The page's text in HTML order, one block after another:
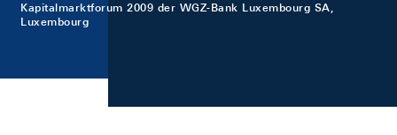
Kapitalmarktforum 2009 der WGZ-Bank Luxembourg SA,
Luxembourg